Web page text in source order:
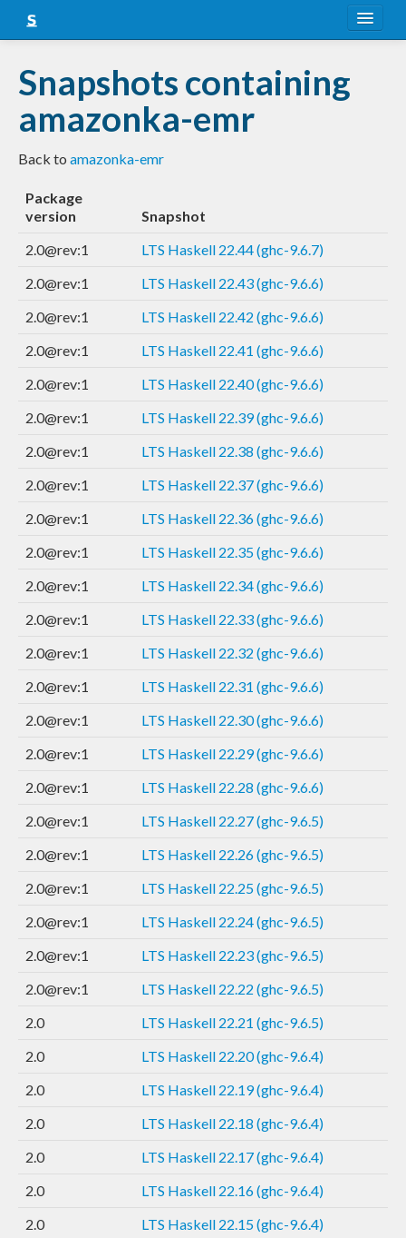
Snapshots
LTS
Nightly
FAQ
Snapshots containing
amazonka-emr
Back to amazonka-emr
Package
version
Snapshot
2.0@rev:1
LTS Haskell 22.44 (ghc-9.6.7)
2.0@rev:1
LTS Haskell 22.43 (ghc-9.6.6)
2.0@rev:1
LTS Haskell 22.42 (ghc-9.6.6)
2.0@rev:1
LTS Haskell 22.41 (ghc-9.6.6)
2.0@rev:1
LTS Haskell 22.40 (ghc-9.6.6)
2.0@rev:1
LTS Haskell 22.39 (ghc-9.6.6)
2.0@rev:1
LTS Haskell 22.38 (ghc-9.6.6)
2.0@rev:1
LTS Haskell 22.37 (ghc-9.6.6)
2.0@rev:1
LTS Haskell 22.36 (ghc-9.6.6)
2.0@rev:1
LTS Haskell 22.35 (ghc-9.6.6)
2.0@rev:1
LTS Haskell 22.34 (ghc-9.6.6)
2.0@rev:1
LTS Haskell 22.33 (ghc-9.6.6)
2.0@rev:1
LTS Haskell 22.32 (ghc-9.6.6)
2.0@rev:1
LTS Haskell 22.31 (ghc-9.6.6)
2.0@rev:1
LTS Haskell 22.30 (ghc-9.6.6)
2.0@rev:1
LTS Haskell 22.29 (ghc-9.6.6)
2.0@rev:1
LTS Haskell 22.28 (ghc-9.6.6)
2.0@rev:1
LTS Haskell 22.27 (ghc-9.6.5)
2.0@rev:1
LTS Haskell 22.26 (ghc-9.6.5)
2.0@rev:1
LTS Haskell 22.25 (ghc-9.6.5)
2.0@rev:1
LTS Haskell 22.24 (ghc-9.6.5)
2.0@rev:1
LTS Haskell 22.23 (ghc-9.6.5)
2.0@rev:1
LTS Haskell 22.22 (ghc-9.6.5)
2.0
LTS Haskell 22.21 (ghc-9.6.5)
2.0
LTS Haskell 22.20 (ghc-9.6.4)
2.0
LTS Haskell 22.19 (ghc-9.6.4)
2.0
LTS Haskell 22.18 (ghc-9.6.4)
2.0
LTS Haskell 22.17 (ghc-9.6.4)
2.0
LTS Haskell 22.16 (ghc-9.6.4)
2.0
LTS Haskell 22.15 (ghc-9.6.4)